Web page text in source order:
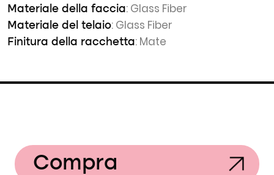
Materiale della faccia: Glass Fiber
Materiale del telaio: Glass Fiber
Finitura della racchetta: Mate
Compra